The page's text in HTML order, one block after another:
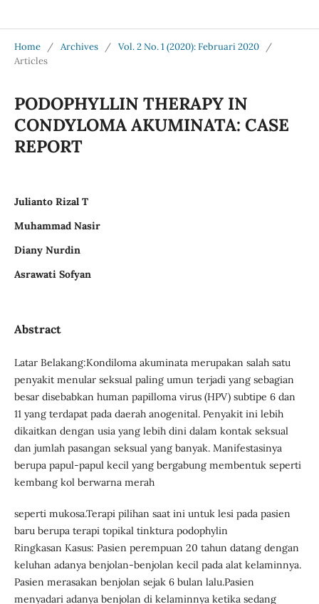
Home / Archives / Vol. 2 No. 1 (2020): Februari 2020
/
Articles
PODOPHYLLIN THERAPY IN
CONDYLOMA AKUMINATA: CASE
REPORT
Julianto Rizal T
Muhammad Nasir
Diany Nurdin
Asrawati Sofyan
Abstract
Latar Belakang:Kondiloma akuminata merupakan salah satu
penyakit menular seksual paling umun terjadi yang sebagian
besar disebabkan human papilloma virus (HPV) subtipe 6 dan
11 yang terdapat pada daerah anogenital. Penyakit ini lebih
dikaitkan dengan usia yang lebih dini dalam kontak seksual
dan jumlah pasangan seksual yang banyak. Manifestasinya
berupa papul-papul kecil yang bergabung membentuk seperti
kembang kol berwarna merah
seperti mukosa.Terapi pilihan saat ini untuk lesi pada pasien
baru berupa terapi topikal tinktura podophylin
Ringkasan Kasus: Pasien perempuan 20 tahun datang dengan
keluhan adanya benjolan-benjolan kecil pada alat kelaminnya.
Pasien merasakan benjolan sejak 6 bulan lalu.Pasien
menyadari adanya benjolan di kelaminnya ketika sedang